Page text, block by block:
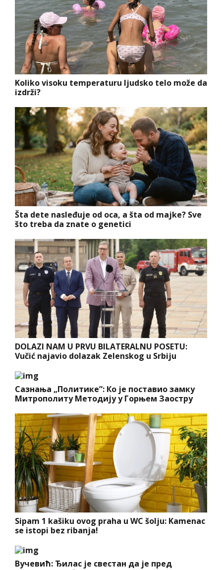
Koliko visoku temperaturu ljudsko telo može da
izdrži?
Šta dete nasleđuje od oca, a šta od majke? Sve
što treba da znate o genetici
DOLAZI NAM U PRVU BILATERALNU POSETU:
Vučić najavio dolazak Zelenskog u Srbiju
Сазнања „Политике”: Ко је поставио замку
Митрополиту Методију у Горњем Заостру
Sipam 1 kašiku ovog praha u WC šolju: Kamenac
se istopi bez ribanja!
Вучевић: Ђилас је свестан да је пред